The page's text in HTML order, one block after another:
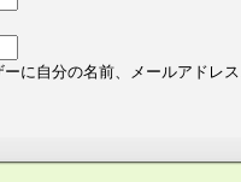
に自分の名前、メールアドレス